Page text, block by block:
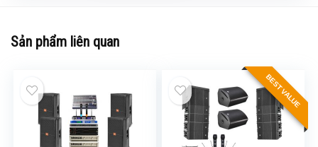
Sản phẩm liên quan
BEST VALUE